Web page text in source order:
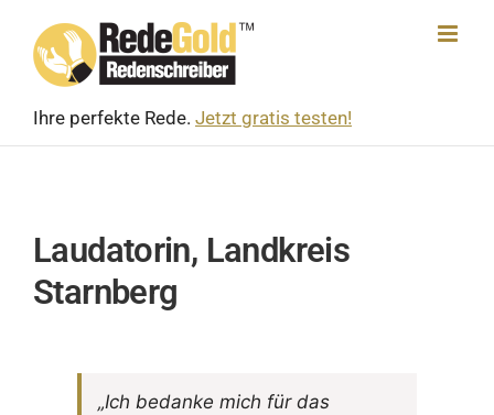
content
Ihre perfekte Rede. Jetzt gratis testen!
Laudatorin, Landkreis
Starnberg
„Ich bedanke mich für das